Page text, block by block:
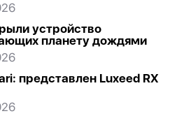
устройство
планету дождями
представлен Luxeed RX